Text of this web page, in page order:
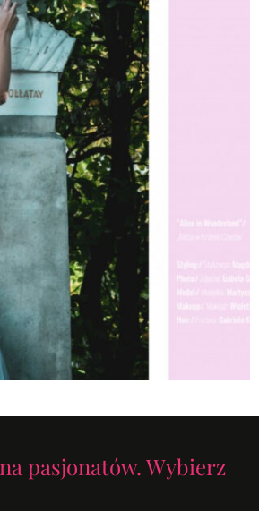
pasjonatów. Wybierz